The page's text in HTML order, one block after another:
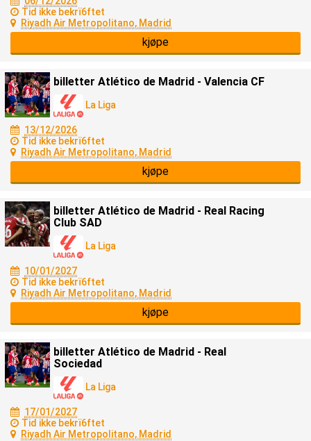
Tid ikke bekrï6ftet
Riyadh Air Metropolitano, Madrid
kjøpe
billetter Atlético de Madrid - Valencia CF
La Liga
13/12/2026
Tid ikke bekrï6ftet
Riyadh Air Metropolitano, Madrid
kjøpe
billetter Atlético de Madrid - Real Racing
Club SAD
La Liga
10/01/2027
Tid ikke bekrï6ftet
Riyadh Air Metropolitano, Madrid
kjøpe
billetter Atlético de Madrid - Real
Sociedad
La Liga
17/01/2027
Tid ikke bekrï6ftet
Riyadh Air Metropolitano, Madrid